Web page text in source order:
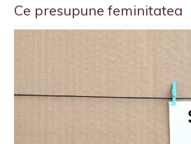
Ce presupune feminitatea